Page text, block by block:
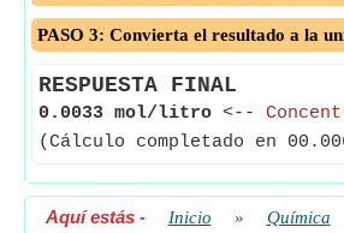
PASO 3: Convierta el resultado a la
RESPUESTA FINAL
0.0033 mol/litro <--
(Cálculo completado en
Aquí estás- Inicio » Química